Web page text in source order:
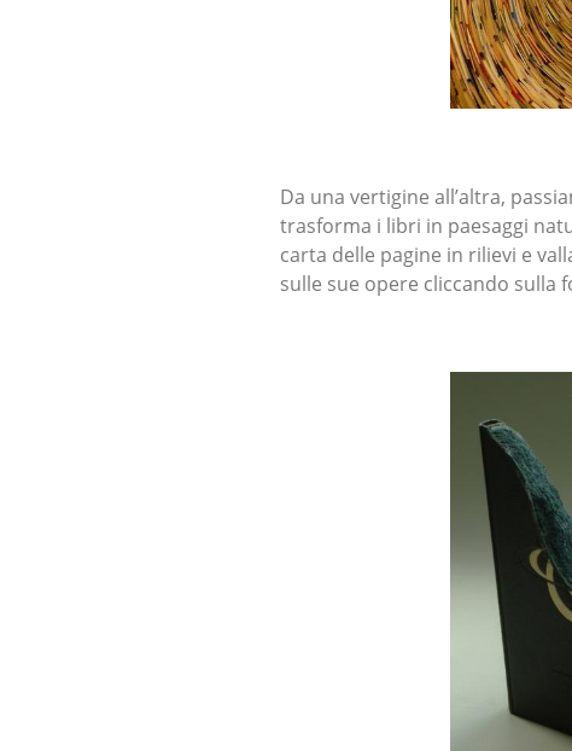
Da una vertigine all’altra,
trasforma i libri in paesaggi
carta delle pagine in rilievi e
sulle sue opere cliccando sulla